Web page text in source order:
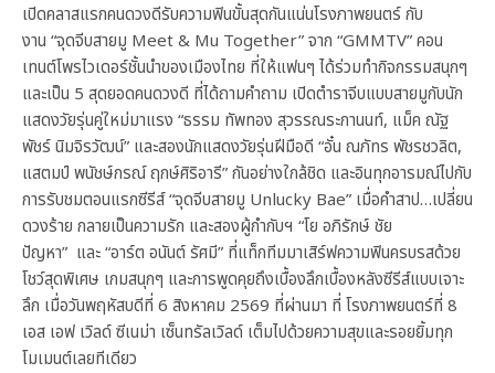
เปิดคลาสแรกคนดวงดีรับความฟินขั้นสุดกันแน่นโรงภาพยนตร์ กับ
งาน “จุดจีบสายมู Meet & Mu Together” จาก “GMMTV” คอน
เทนต์โพรไวเดอร์ชั้นนำของเมืองไทย ที่ให้แฟนๆ ได้ร่วมทำกิจกรรมสนุกๆ
และเป็น 5 สุดยอดคนดวงดี ที่ได้ถามคำถาม เปิดตำราจีบแบบสายมูกับนัก
แสดงวัยรุ่นคู่ใหม่มาแรง “ธรรม ทัพทอง สุวรรณระกานนท์, แม็ค ณัฐ
พัชร์ นิมจิรวัฒน์” และสองนักแสดงวัยรุ่นฝีมือดี “อั๋น ณภัทร พัชรชวลิต,
แสตมป์ พนัชษ์กรณ์ ฤกษ์ศิริอารี” กันอย่างใกล้ชิด และอินทุกอารมณ์ไปกับ
การรับชมตอนแรกซีรีส์ “จุดจีบสายมู Unlucky Bae” เมื่อคำสาป…เปลี่ยน
ดวงร้าย กลายเป็นความรัก และสองผู้กำกับฯ “โย อภิรักษ์ ชัย
ปัญหา” และ “อาร์ต อนันต์ รัศมี” ที่แท็กทีมมาเสิร์ฟความฟินครบรสด้วย
โชว์สุดพิเศษ เกมสนุกๆ และการพูดคุยถึงเบื้องลึกเบื้องหลังซีรีส์แบบเจาะ
ลึก เมื่อวันพฤหัสบดีที่ 6 สิงหาคม 2569 ที่ผ่านมา ที่ โรงภาพยนตร์ที่ 8
เอส เอฟ เวิลด์ ซีเนม่า เซ็นทรัลเวิลด์ เต็มไปด้วยความสุขและรอยยิ้มทุก
โมเมนต์เลยทีเดียว